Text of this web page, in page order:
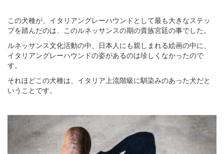
この犬種が、イタリアングレーハウンドとして最も大きなステッ
プを踏んだのは、このルネッサンスの期の貴族宮廷の事でした。
ルネッサンス文化活動の中、日本人にも親しまれる絵画の中に、
イタリアングレーハウンドの姿があるのは珍しくなかったので
す。
それほどこの犬種は、イタリア上流階級に馴染みのあった犬だと
いうことです。